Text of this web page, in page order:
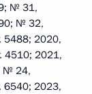
№ 31,
№ 32,
5488; 2020,
4510; 2021,
№ 24,
6540; 2023,